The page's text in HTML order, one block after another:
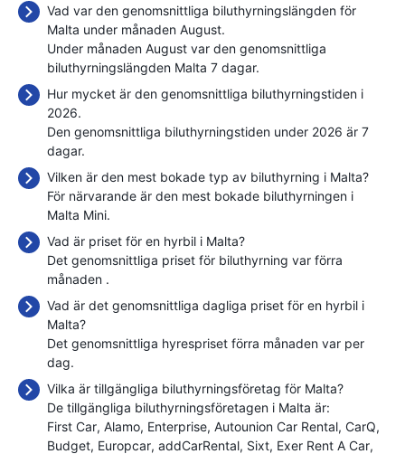
Vad var den genomsnittliga biluthyrningslängden för
Malta under månaden August.
Under månaden August var den genomsnittliga
biluthyrningslängden Malta 7 dagar.
Hur mycket är den genomsnittliga biluthyrningstiden i
2026.
Den genomsnittliga biluthyrningstiden under 2026 är 7
dagar.
Vilken är den mest bokade typ av biluthyrning i Malta?
För närvarande är den mest bokade biluthyrningen i
Malta Mini.
Vad är priset för en hyrbil i Malta?
Det genomsnittliga priset för biluthyrning var förra
månaden .
Vad är det genomsnittliga dagliga priset för en hyrbil i
Malta?
Det genomsnittliga hyrespriset förra månaden var per
dag.
Vilka är tillgängliga biluthyrningsföretag för Malta?
De tillgängliga biluthyrningsföretagen i Malta är:
First Car Alamo Enterprise Autounion Car Rental CarQ
Budget Europcar addCarRental Sixt Exer Rent A Car